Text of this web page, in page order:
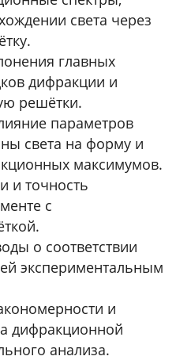
света через
главных
дифракции и
решётки.
параметров
света на форму и
максимумов.
и точность
с
о соответствии
экспериментальным
и
дифракционной
анализа.